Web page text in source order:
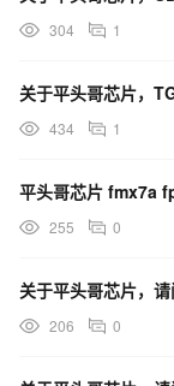
304 1
关于平头哥芯片，
434 1
平头哥芯片 fmx7a
255 0
关于平头哥芯片，
206 0